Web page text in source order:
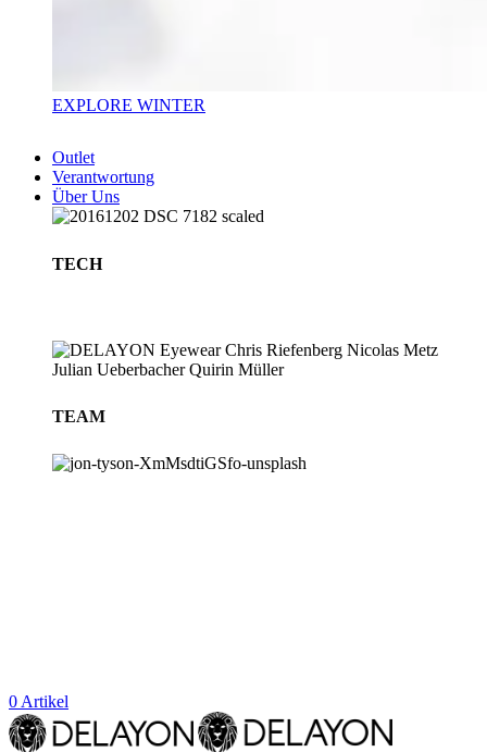
EXPLORE WINTER
Outlet
Verantwortung
Über Uns
TECH
TEAM
0Artikel